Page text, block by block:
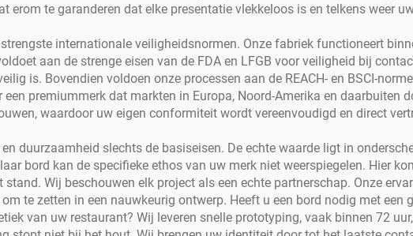
erom te garanderen dat elke presentatie vlekkeloos is en telkens weer
internationale veiligheidsnormen. Onze fabriek functioneert
aan de strenge eisen van de FDA en LFGB voor veiligheid bij
is. Bovendien voldoen onze processen aan de REACH- en BSCI-
premiummerk dat markten in Europa, Noord-Amerika en daarbuiten
waardoor uw eigen conformiteit wordt vereenvoudigd en direct
duurzaamheid slechts de basiseisen. De echte waarde ligt in
bord kan de specifieke ethos van uw merk niet weerspiegelen. Hier
Wij beschouwen elk project als een echte partnerschap. Onze
te zetten in een nauwkeurig ontwerp. Heeft u een bord nodig met een
van uw restaurant? Wij leveren snelle prototyping, vaak binnen 72